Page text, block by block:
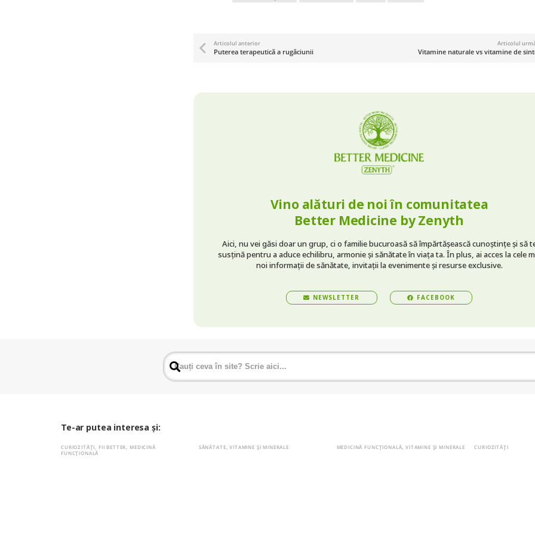
Articolul anterior
Puterea terapeutică a rugăciunii
Articolul
Vitamine naturale vs vitamine de
Vino alături de noi în comunitatea
Better Medicine by Zenyth
Aici, nu vei găsi doar un grup, ci o familie bucuroasă să împărtășească cunoștințe și să
susțină pentru a aduce echilibru, armonie și sănătate în viața ta. În plus, ai acces la cele
noi informații de sănătate, invitații la evenimente și resurse exclusive.
NEWSLETTER FACEBOOK
Te-ar putea interesa și:
CURIOZITĂȚI, FII BETTER, MEDICINĂ
FUNCȚIONALĂ
SĂNĂTATE,VITAMINE ȘI MINERALE MEDICINĂ FUNCȚIONALĂ,VITAMINE ȘI MINERALE CURIOZITĂȚI